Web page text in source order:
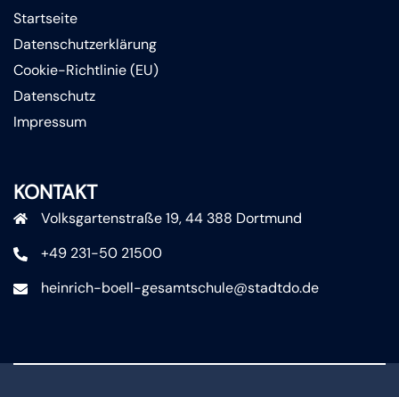
Startseite
Datenschutzerklärung
Cookie-Richtlinie (EU)
Datenschutz
Impressum
KONTAKT
Volksgartenstraße 19, 44 388 Dortmund
+49 231-50 21500
heinrich-boell-gesamtschule@stadtdo.de